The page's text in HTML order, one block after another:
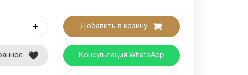
+ Добавить в козину
Консультация WhatsApp